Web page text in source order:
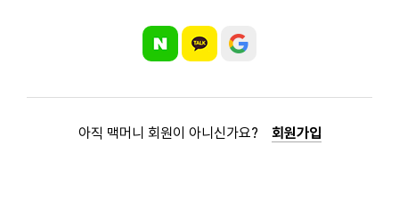
아직 맥머니 회원이 아니신가요? 회원가입